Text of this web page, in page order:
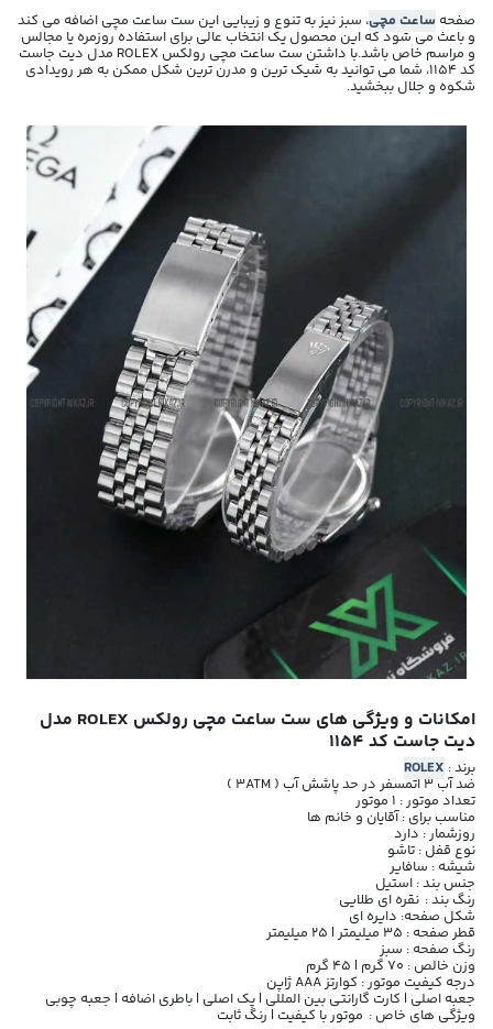
صفحه ساعت مچی، سبز نیز به تنوع و زیبایی این ست ساعت مچی اضافه می کند
و باعث می شود که این محصول یک انتخاب عالی برای استفاده روزمره یا مجالس
و مراسم خاص باشد.با داشتن ست ساعت مچی رولکس ROLEX مدل دیت جاست
کد 1154، شما می توانید به شیک ترین و مدرن ترین شکل ممکن به هر رویدادی
شکوه و جلال ببخشید.
امکانات و ویژگی های ست ساعت مچی رولکس ROLEX مدل
دیت جاست کد 1154
برند : ROLEX
ضد آب 3 اتمسفر در حد پاشش آب ( 3ATM )
تعداد موتور : 1 موتور
مناسب برای : آقایان و خانم ها
روزشمار : دارد
نوع قفل : تاشو
شیشه : سافایر
جنس بند : استیل
رنگ بند : نقره ای طلایی
شکل صفحه: دایره ای
قطر صفحه : 35 میلیمتر | 25 میلیمتر
رنگ صفحه : سبز
وزن خالص : 70 گرم | 45 گرم
درجه کیفیت موتور : کوارتز AAA ژاپن
جعبه اصلی | کارت گارانتی بین المللی | پک اصلی | باطری اضافه | جعبه چوبی
ویژگی های خاص : موتور با کیفیت | رنگ ثابت